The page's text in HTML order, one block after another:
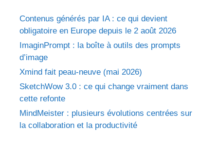
Contenus générés par IA : ce qui devient
obligatoire en Europe depuis le 2 août 2026
ImaginPrompt : la boîte à outils des prompts
d’image
Xmind fait peau-neuve (mai 2026)
SketchWow 3.0 : ce qui change vraiment dans
cette refonte
MindMeister : plusieurs évolutions centrées sur
la collaboration et la productivité